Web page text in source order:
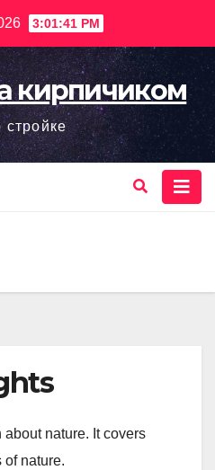
3:01:42 PM
кирпичиком
стройке
nature. It covers
of nature.